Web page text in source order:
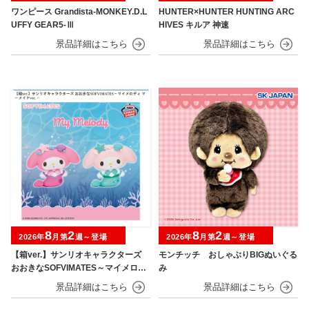
ワンピース Grandista-MONKEY.D.L
UFFY GEAR5-Ⅲ
HUNTER×HUNTER HUNTING ARC
HIVES キルア 神速
【箱ver.】サンリオキャラクターズ
おおきなSOFVIMATES～マイメロデ
ィ マーメイドver. ～
2026年8月第2週～登場
モンチッチ おしゃぶりBIGぬいぐる
み
2026年8月第2週～登場